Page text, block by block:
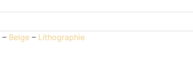
– Belge – Lithographie